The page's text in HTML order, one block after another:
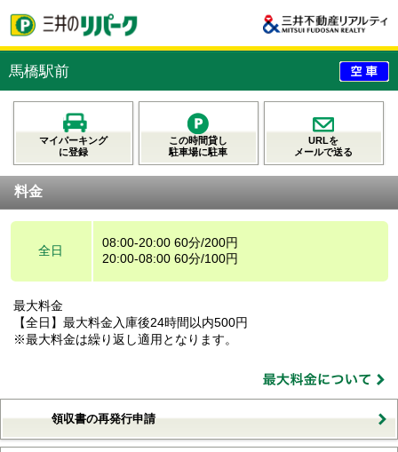
馬橋駅前
マイパーキング
に登録
この時間貸し
駐車場に駐車
URLを
メールで送る
料金
全日
08:00-20:00 60分/200円
20:00-08:00 60分/100円
最大料金
【全日】最大料金入庫後24時間以内500円
※最大料金は繰り返し適用となります。
領収書の再発行申請